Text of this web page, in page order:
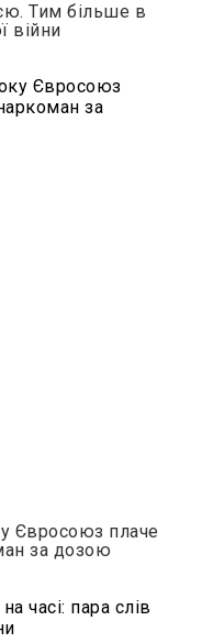
Тим більше в
війни
Євросоюз плаче
за дозою